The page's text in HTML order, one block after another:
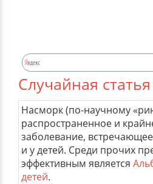
Случайная статья
Насморк (по-научному
распространенное и
заболевание,
и у детей. Среди прочих
эффективным является
детей.